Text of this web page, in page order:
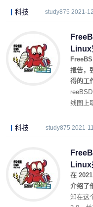
科技 study875 2021-
Linux
报告，
得的工
线图上
科技 study875 2021-
Linux
在
介绍了
知在这